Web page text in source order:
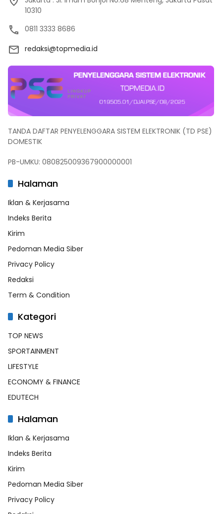
10310
0811 3333 8686
redaksi@topmedia.id
TANDA DAFTAR PENYELENGGARA SISTEM ELEKTRONIK (TD PSE)
DOMESTIK
PB-UMKU: 080825009367900000001
Halaman
Iklan & Kerjasama
Indeks Berita
Kirim
Pedoman Media Siber
Privacy Policy
Redaksi
Term & Condition
Kategori
TOP NEWS
SPORTAINMENT
LIFESTYLE
ECONOMY & FINANCE
EDUTECH
Halaman
Iklan & Kerjasama
Indeks Berita
Kirim
Pedoman Media Siber
Privacy Policy